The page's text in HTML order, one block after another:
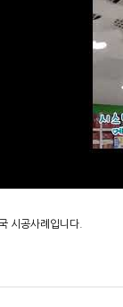
시공사례입니다.